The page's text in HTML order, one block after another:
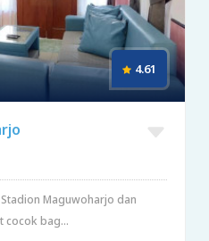
4.61
Maguwoharjo dan
cocok bag...